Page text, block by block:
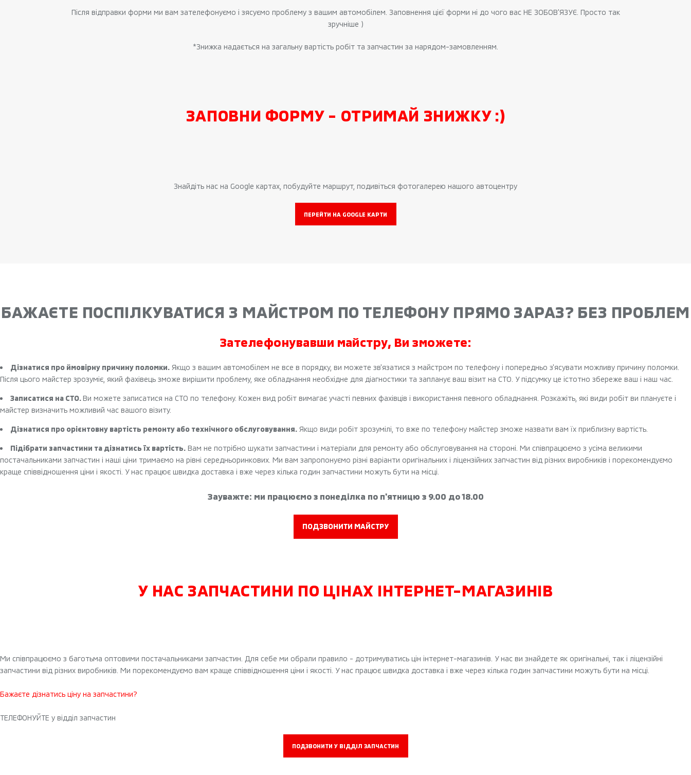
Після відправки форми ми вам зателефонуємо і зясуємо проблему з вашим автомобілем. Заповнення цієї форми ні до чого вас НЕ ЗОБОВ'ЯЗУЄ. Просто так
зручніше )
*Знижка надається на загальну вартість робіт та запчастин за нарядом-замовленням.
ЗАПОВНИ ФОРМУ - ОТРИМАЙ ЗНИЖКУ :)
Знайдіть нас на Google картах, побудуйте маршрут, подивіться фотогалерею нашого автоцентру
ПЕРЕЙТИ НА GOOGLE КАРТИ
БАЖАЄТЕ ПОСПІЛКУВАТИСЯ З МАЙСТРОМ ПО ТЕЛЕФОНУ ПРЯМО ЗАРАЗ? БЕЗ ПРОБЛЕМ
Зателефонувавши майстру, Ви зможете:
Дізнатися про ймовірну причину поломки. Якщо з вашим автомобілем не все в порядку, ви можете зв'язатися з майстром по телефону і попередньо з'ясувати можливу причину поломки.
Після цього майстер зрозуміє, який фахівець зможе вирішити проблему, яке обладнання необхідне для діагностики та запланує ваш візит на СТО. У підсумку це істотно збереже ваш і наш час.
Записатися на СТО.Ви можете записатися на СТО по телефону. Кожен вид робіт вимагає участі певних фахівців і використання певного обладнання. Розкажіть, які види робіт ви плануєте і
майстер визначить можливий час вашого візиту.
Дізнатися про орієнтовну вартість ремонту або технічного обслуговування. Якщо види робіт зрозумілі, то вже по телефону майстер зможе назвати вам їх приблизну вартість.
Підібрати запчастини та дізнатись їх вартість. Вам не потрібно шукати запчастини і матеріали для ремонту або обслуговування на стороні. Ми співпрацюємо з усіма великими
постачальниками запчастин і наші ціни тримаємо на рівні середньоринкових. Ми вам запропонуємо різні варіанти оригінальних і ліцензійних запчастин від різних виробників і порекомендуємо
краще співвідношення ціни і якості. У нас працює швидка доставка і вже через кілька годин запчастини можуть бути на місці.
Зауважте: ми працюємо з понеділка по п'ятницю з 9.00 до 18.00
ПОДЗВОНИТИ МАЙСТРУ
У НАС ЗАПЧАСТИНИ ПО ЦІНАХ ІНТЕРНЕТ-МАГАЗИНІВ
Ми співпрацюємо з баготьма оптовими постачальниками запчастин. Для себе ми обрали правило - дотримуватись цін інтернет-магазинів. У нас ви знайдете як оригінальні, так і ліцензійні
запчастини від різних виробників. Ми порекомендуємо вам краще співвідношення ціни і якості. У нас працює швидка доставка і вже через кілька годин запчастини можуть бути на місці.
Бажаєте дізнатись ціну на запчастини?
ТЕЛЕФОНУЙТЕ у відділ запчастин
ПОДЗВОНИТИ У ВІДДІЛ ЗАПЧАСТИН